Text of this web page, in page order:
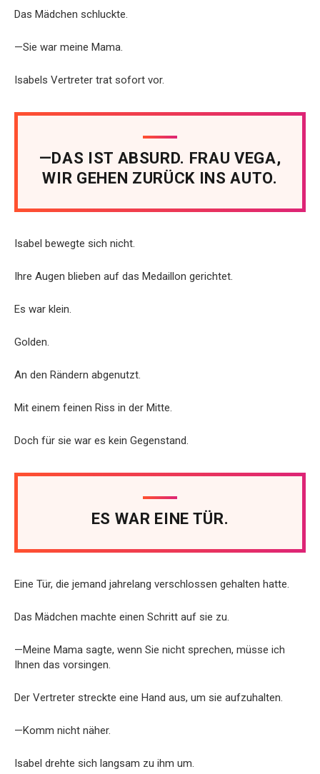
Das Mädchen schluckte.
—Sie war meine Mama.
Isabels Vertreter trat sofort vor.
—DAS IST ABSURD. FRAU VEGA,
WIR GEHEN ZURÜCK INS AUTO.
Isabel bewegte sich nicht.
Ihre Augen blieben auf das Medaillon gerichtet.
Es war klein.
Golden.
An den Rändern abgenutzt.
Mit einem feinen Riss in der Mitte.
Doch für sie war es kein Gegenstand.
ES WAR EINE TÜR.
Eine Tür, die jemand jahrelang verschlossen gehalten hatte.
Das Mädchen machte einen Schritt auf sie zu.
—Meine Mama sagte, wenn Sie nicht sprechen, müsse ich
Ihnen das vorsingen.
Der Vertreter streckte eine Hand aus, um sie aufzuhalten.
—Komm nicht näher.
Isabel drehte sich langsam zu ihm um.